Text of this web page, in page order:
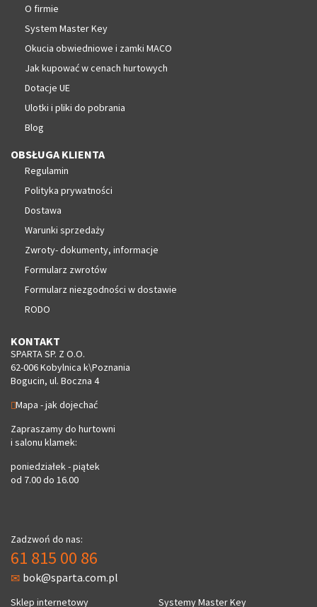
O firmie
System Master Key
Okucia obwiedniowe i zamki MACO
Jak kupować w cenach hurtowych
Dotacje UE
Ulotki i pliki do pobrania
Blog
OBSŁUGA KLIENTA
Regulamin
Polityka prywatności
Dostawa
Warunki sprzedaży
Zwroty- dokumenty, informacje
Formularz zwrotów
Formularz niezgodności w dostawie
RODO
KONTAKT
SPARTA SP. Z O.O.
62-006 Kobylnica k\Poznania
Bogucin, ul. Boczna 4
Mapa - jak dojechać
Zapraszamy do hurtowni
i salonu klamek:
poniedziałek - piątek
od 7.00 do 16.00
Zadzwoń do nas:
61 815 00 86
bok@sparta.com.pl
Sklep internetowy Systemy Master Key